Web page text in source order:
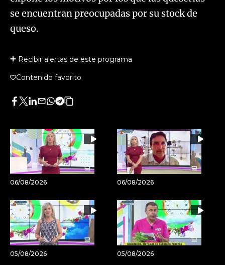
se encuentran preocupadas por su stock de
queso.
Recibir alertas de este programa
Contenido favorito
Facebook
Twitter
LinkedIn
Enviar
Whatsapp
Telegram
Copiar
artículo
06/08/2026 06/08/2026
05/08/2026 05/08/2026